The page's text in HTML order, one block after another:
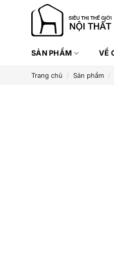
SẢN PHẨM VỀ
Trang chủ / Sản phẩm /